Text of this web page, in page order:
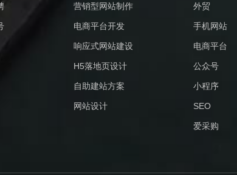
营销型网站制作
电商平台开发
响应式网站建设
H5落地页设计
自助建站方案
网站设计
外贸
手机网站
电商平台
公众号
小程序
SEO
爱采购